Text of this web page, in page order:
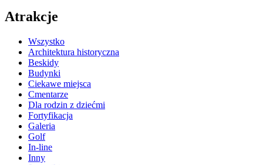
Atrakcje
Wszystko
Architektura historyczna
Beskidy
Budynki
Ciekawe miejsca
Cmentarze
Dla rodzin z dziećmi
Fortyfikacja
Galeria
Golf
In-line
Inny